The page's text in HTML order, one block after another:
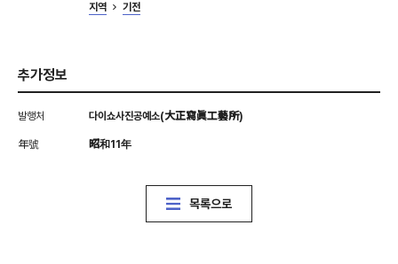
지역
기전
추가정보
발행처 다이쇼사진공예소(大正寫眞工藝所)
年號 昭和11年
목록으로